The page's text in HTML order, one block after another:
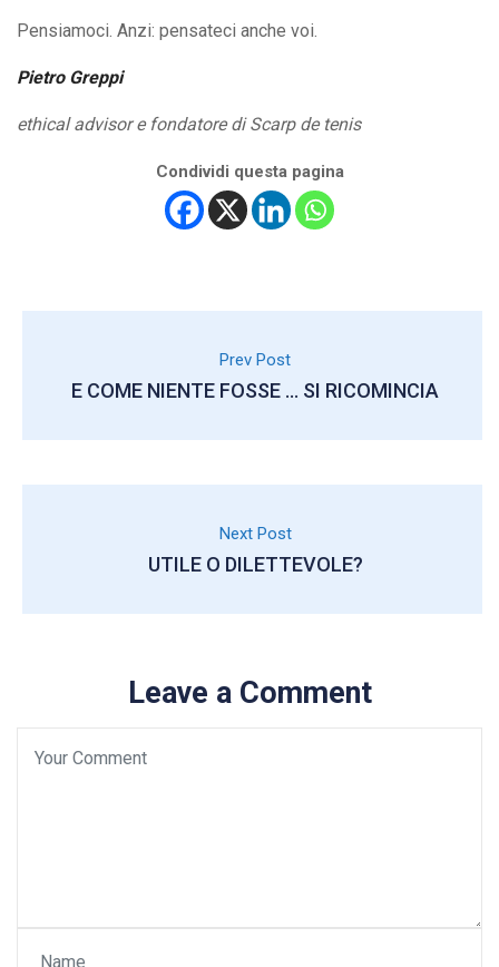
Pensiamoci. Anzi: pensateci anche voi.
Pietro Greppi
ethical advisor e fondatore di Scarp de tenis
Condividi questa pagina
Prev Post
E COME NIENTE FOSSE … SI RICOMINCIA
Next Post
UTILE O DILETTEVOLE?
Leave a Comment